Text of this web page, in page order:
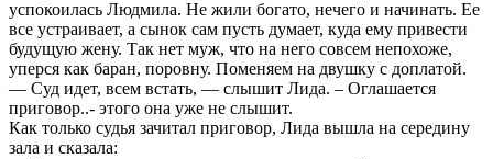
успокоилась Людмила. Не жили богато, нечего и начинать. Ее
все устраивает, а сынок сам пусть думает, куда ему привести
будущую жену. Так нет муж, что на него совсем непохоже,
уперся как баран, поровну. Поменяем на двушку с доплатой.
— Суд идет, всем встать, — слышит Лида. – Оглашается
приговор..- этого она уже не слышит.
Как только судья зачитал приговор, Лида вышла на середину
зала и сказала: